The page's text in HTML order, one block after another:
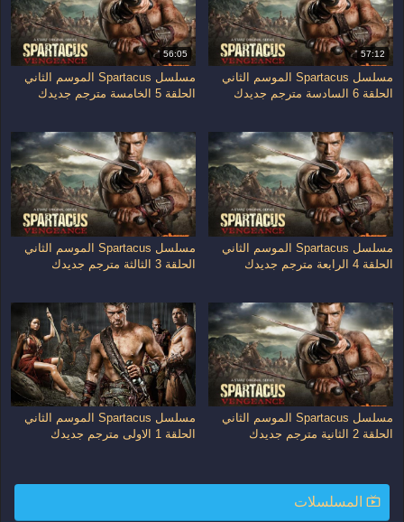
57:12
مسلسل Spartacus الموسم الثاني
الحلقة 6 السادسة مترجم جديدك
56:05
مسلسل Spartacus الموسم الثاني
الحلقة 5 الخامسة مترجم جديدك
مسلسل Spartacus الموسم الثاني
الحلقة 4 الرابعة مترجم جديدك
مسلسل Spartacus الموسم الثاني
الحلقة 3 الثالثة مترجم جديدك
مسلسل Spartacus الموسم الثاني
الحلقة 2 الثانية مترجم جديدك
مسلسل Spartacus الموسم الثاني
الحلقة 1 الاولى مترجم جديدك
المسلسلات